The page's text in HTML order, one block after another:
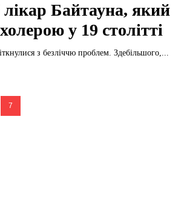
Байтауна, який
у 19 столітті
з безліччю проблем. Здебільшого,...
7